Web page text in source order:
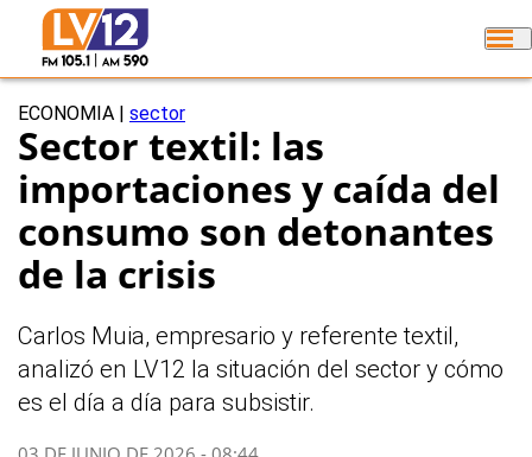
ECONOMIA sector
Sector textil: las
importaciones y caída del
consumo son detonantes
de la crisis
Carlos Muia, empresario y referente textil,
analizó en LV12 la situación del sector y cómo
es el día a día para subsistir.